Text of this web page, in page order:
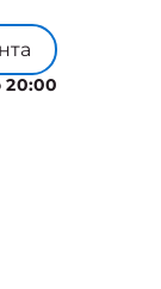
20:00